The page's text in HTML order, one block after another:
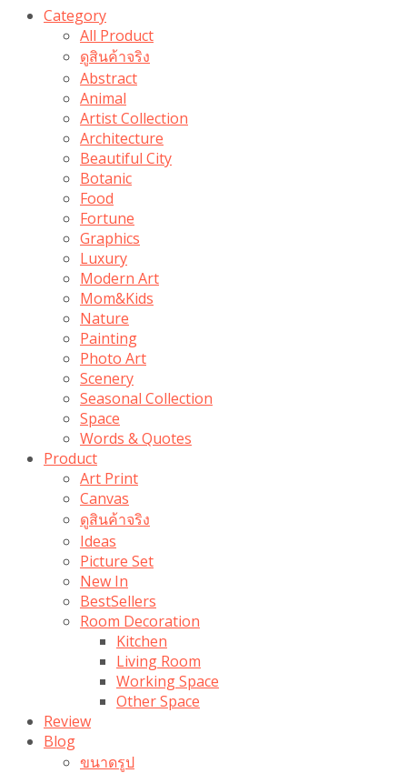
Category
All Product
ดูสินค้าจริง
Abstract
Animal
Artist Collection
Architecture
Beautiful City
Botanic
Food
Fortune
Graphics
Luxury
Modern Art
Mom&Kids
Nature
Painting
Photo Art
Scenery
Seasonal Collection
Space
Words & Quotes
Product
Art Print
Canvas
ดูสินค้าจริง
Ideas
Picture Set
New In
BestSellers
Room Decoration
Kitchen
Living Room
Working Space
Other Space
Review
Blog
ขนาดรูป